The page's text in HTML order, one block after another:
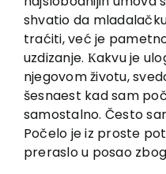
shvatio da
traćiti, već je
uzdizanje. Кakvu je
njegovom životu,
šesnaest kad sam
samostalno. Često
Počelo je iz proste
preraslo u posao